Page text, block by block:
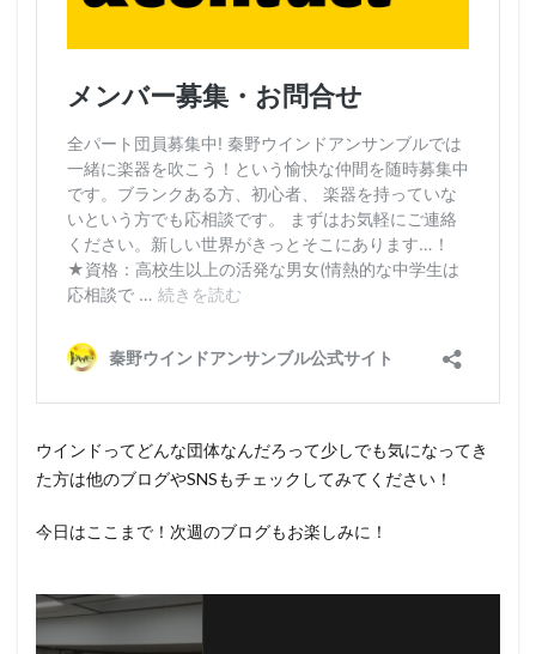
ウインドってどんな団体なんだろって少しでも気になってき
た方は他のブログやSNSもチェックしてみてください！
今日はここまで！次週のブログもお楽しみに！